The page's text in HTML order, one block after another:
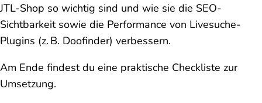
JTL-Shop so wichtig sind und wie sie die SEO-
Sichtbarkeit sowie die Performance von Livesuche-
Plugins (z. B. Doofinder) verbessern.
Am Ende findest du eine praktische Checkliste zur
Umsetzung.